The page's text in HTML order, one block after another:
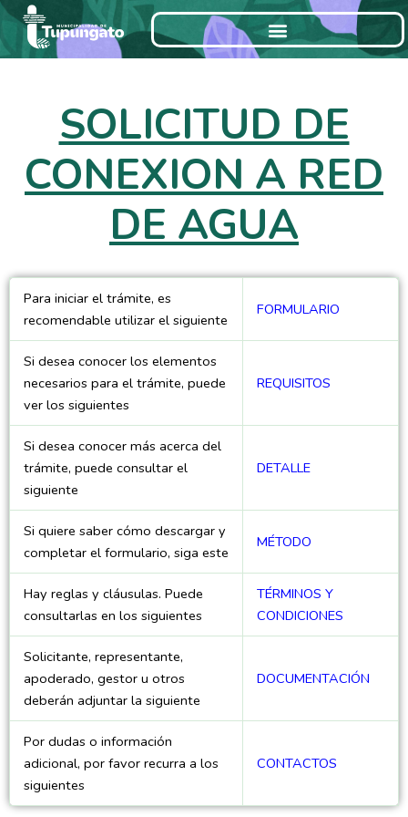
Ir
contenido
SOLICITUD DE
CONEXION A RED
DE AGUA
Para iniciar el trámite, es
recomendable utilizar el siguiente
FORMULARIO
Si desea conocer los elementos
necesarios para el trámite, puede
ver los siguientes
REQUISITOS
Si desea conocer más acerca del
trámite, puede consultar el
siguiente
DETALLE
Si quiere saber cómo descargar y
completar el formulario, siga este
MÉTODO
Hay reglas y cláusulas. Puede
consultarlas en los siguientes
TÉRMINOS Y
CONDICIONES
Solicitante, representante,
apoderado, gestor u otros
deberán adjuntar la siguiente
DOCUMENTACIÓN
Por dudas o información
adicional, por favor recurra a los
siguientes
CONTACTOS